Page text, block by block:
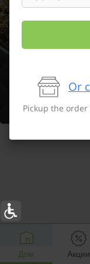
Дом Акции
Or
Pickup the